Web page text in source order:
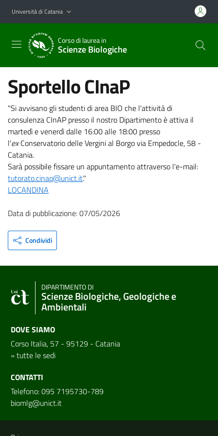
Vai al contenuto principale
Vai al menu di navigazione
Università di Catania
Corso di laurea in
Scienze Biologiche
Sportello CInaP
"Si avvisano gli studenti di area BIO che l'attività di
consulenza CInAP presso il nostro Dipartimento è attiva il
martedì e venerdì dalle 16:00 alle 18:00 presso
l'exConservatorio delle Vergini al Borgo via Empedocle, 58 -
Catania.
Sarà possibile fissare un appuntamento attraverso l'e-mail:
tutorato.cinap@unict.it."
LOCANDINA
Data di pubblicazione: 07/05/2026
Condividi
DIPARTIMENTO DI
Scienze Biologiche, Geologiche e
Ambientali
DOVE SIAMO
Corso Italia, 57 - 95129 - Catania
»tutte le sedi
CONTATTI
Telefono: 095 7195730-789
biomlg@unict.it
Link e informazioni utili